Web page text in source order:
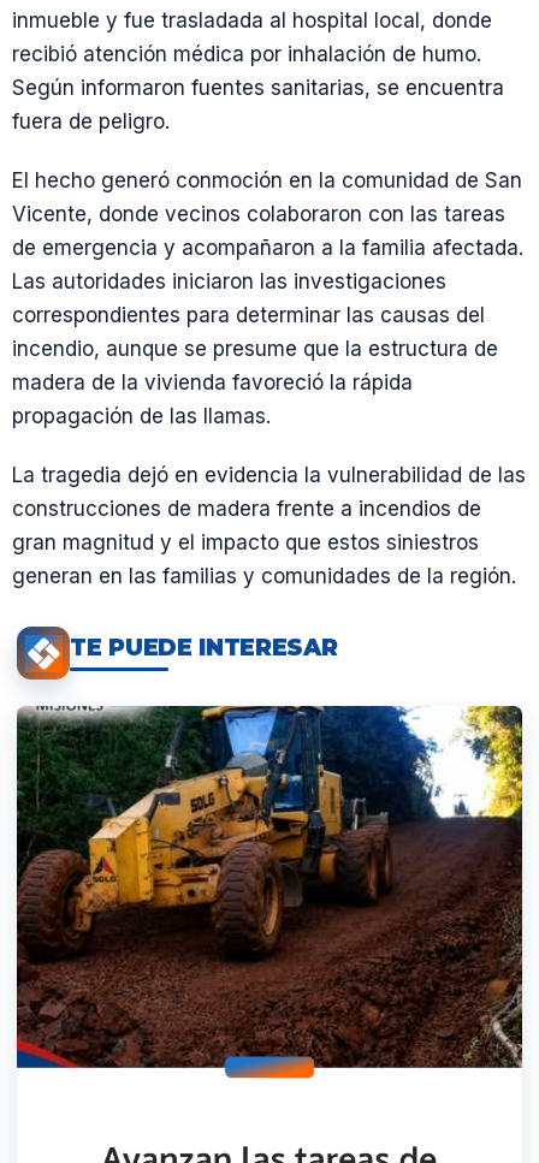
inmueble y fue trasladada al hospital local, donde
recibió atención médica por inhalación de humo.
Según informaron fuentes sanitarias, se encuentra
fuera de peligro.
El hecho generó conmoción en la comunidad de San
Vicente, donde vecinos colaboraron con las tareas
de emergencia y acompañaron a la familia afectada.
Las autoridades iniciaron las investigaciones
correspondientes para determinar las causas del
incendio, aunque se presume que la estructura de
madera de la vivienda favoreció la rápida
propagación de las llamas.
La tragedia dejó en evidencia la vulnerabilidad de las
construcciones de madera frente a incendios de
gran magnitud y el impacto que estos siniestros
generan en las familias y comunidades de la región.
TE PUEDE INTERESAR